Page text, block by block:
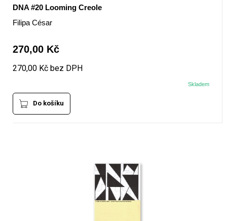
DNA #20 Looming Creole
Filipa César
270,00 Kč
270,00 Kč bez DPH
Skladem
Do košíku